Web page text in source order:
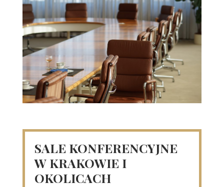
SALE KONFERENCYJNE
W KRAKOWIE I
OKOLICACH